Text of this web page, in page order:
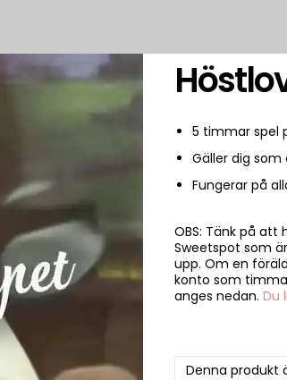
5 timmar spel
Gäller dig
Fungerar på
OBS: Tänk på
Sweetspot som
upp. Om en
konto som
anges nedan. Du
Denna produkt